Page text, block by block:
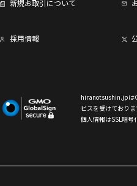
新規お取引について
採用情報
hiranotsushin.jpは
ビスを受けておりま
個人情報はSSL暗号